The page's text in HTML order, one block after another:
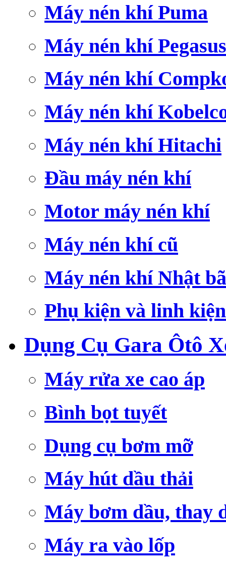
Máy nén khí Puma
Máy nén khí Pegasus
Máy nén khí
Máy nén khí
Máy nén khí Hitachi
Đầu máy nén khí
Motor máy nén khí
Máy nén khí cũ
Máy nén khí Nhật
Phụ kiện và linh kiện
Dụng Cụ Gara Ôtô
Máy rửa xe cao áp
Bình bọt tuyết
Dụng cụ bơm mỡ
Máy hút dầu thải
Máy bơm dầu, thay
Máy ra vào lốp